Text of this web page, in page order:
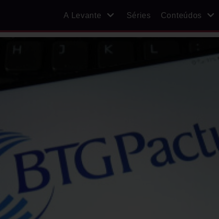
A Levante Séries Conteúdos